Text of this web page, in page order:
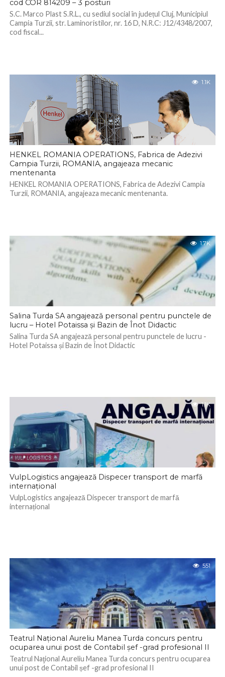
cod COR 814209 – 3 posturi
S.C. Marco Plast S.R.L., cu sediul social în județul Cluj, Municipiul
Campia Turzii, str. Laminoristilor, nr. 16 D, N.R.C: J12/4348/2007,
cod fiscal...
1.1K
HENKEL ROMANIA OPERATIONS, Fabrica de Adezivi
Campia Turzii, ROMANIA, angajeaza mecanic
mentenanta
HENKEL ROMANIA OPERATIONS, Fabrica de Adezivi Campia
Turzii, ROMANIA, angajeaza mecanic mentenanta.
1.7K
Salina Turda SA angajează personal pentru punctele de
lucru – Hotel Potaissa și Bazin de Înot Didactic
Salina Turda SA angajează personal pentru punctele de lucru -
Hotel Potaissa și Bazin de Înot Didactic
1.1K
VulpLogistics angajează Dispecer transport de marfă
internațional
VulpLogistics angajează Dispecer transport de marfă
internațional
551
Teatrul Naţional Aureliu Manea Turda concurs pentru
ocuparea unui post de Contabil șef -grad profesional II
Teatrul Naţional Aureliu Manea Turda concurs pentru ocuparea
unui post de Contabil șef -grad profesional II